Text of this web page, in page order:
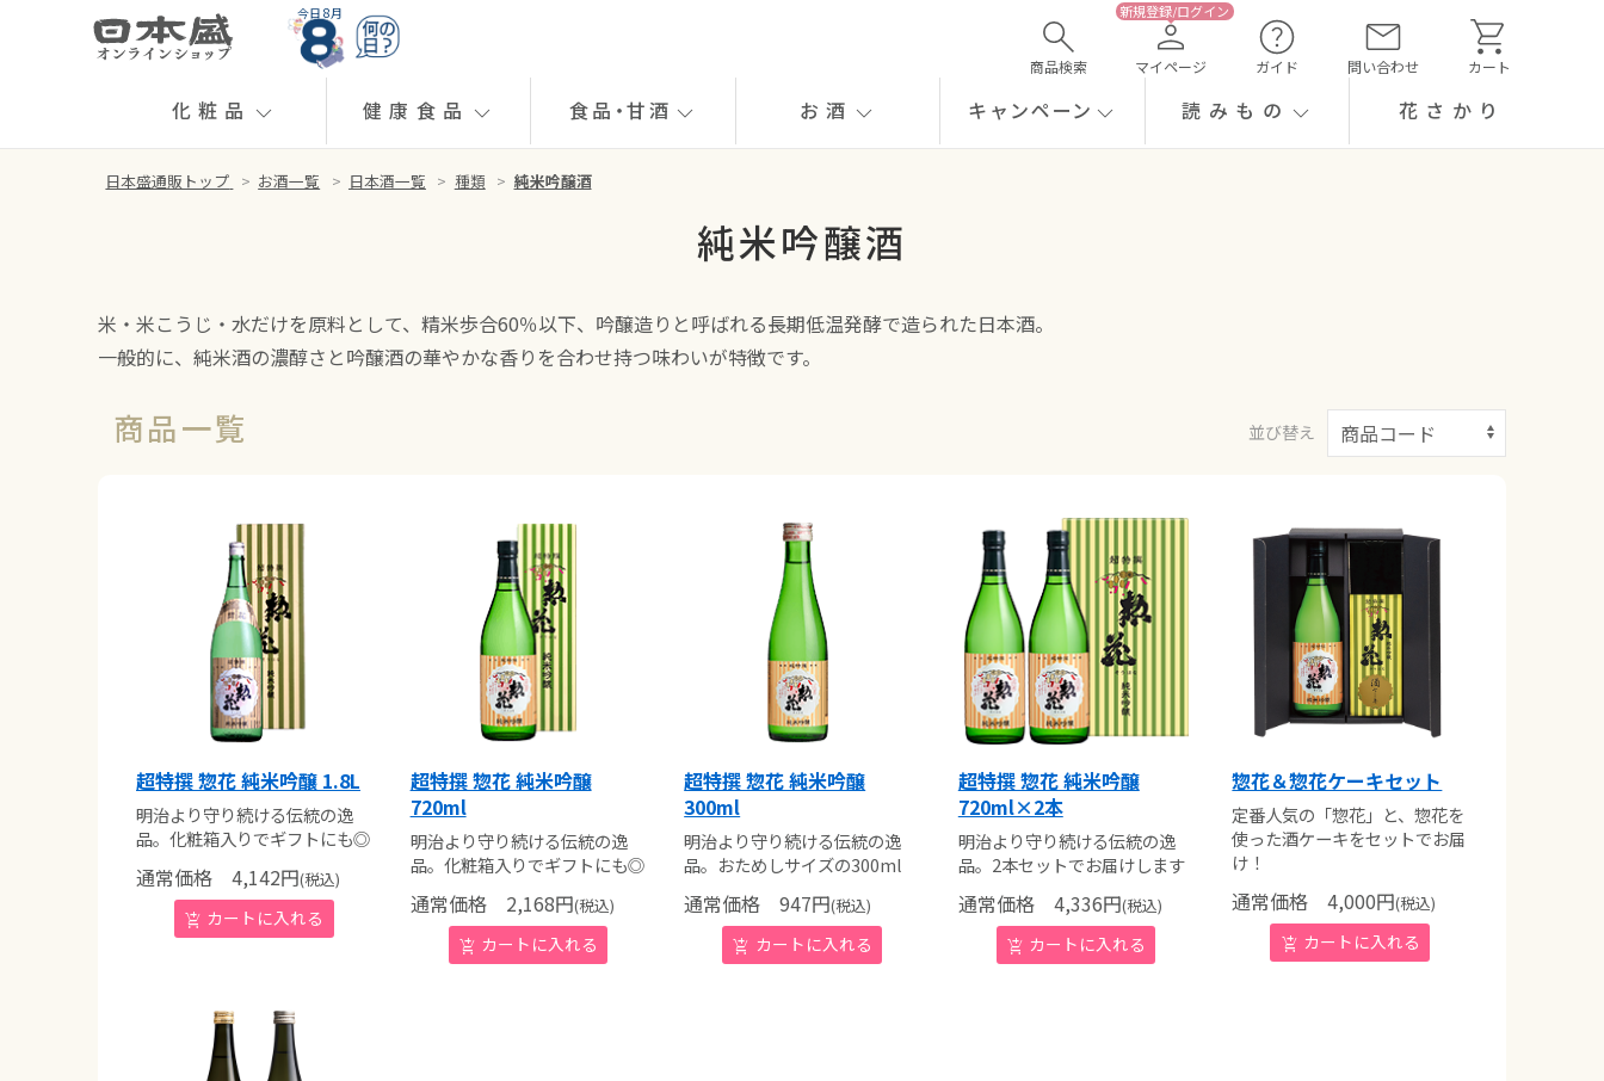
今日 8月
商品検索 マイページ ガイド 問い合わせ カート
化粧品 健康食品 食品・甘酒 お酒 キャンペーン 読みもの 花さかり
日本盛通販トップ > お酒一覧 > 日本酒一覧 > 種類 > 純米吟醸酒
純米吟醸酒
米・米こうじ・水だけを原料として、精米歩合60％以下、吟醸造りと呼ばれる長期低温発酵で造られた日本酒。
一般的に、純米酒の濃醇さと吟醸酒の華やかな香りを合わせ持つ味わいが特徴です。
並び替え
商品一覧
超特撰 惣花 純米吟醸 1.8L
明治より守り続ける伝統の逸
品。化粧箱入りでギフトにも◎
通常価格 4,142円(税込)
超特撰 惣花 純米吟醸
720ml
明治より守り続ける伝統の逸
品。化粧箱入りでギフトにも◎
通常価格2,168円(税込)
超特撰 惣花 純米吟醸
300ml
明治より守り続ける伝統の逸
品。おためしサイズの300ml
通常価格 947円(税込)
超特撰 惣花 純米吟醸
720ml×2本
明治より守り続ける伝統の逸
品。2本セットでお届けします
通常価格4,336円(税込)
惣花＆惣花ケーキセット
定番人気の「惣花」と、惣花を
使った酒ケーキをセットでお届
け！
通常価格 4,000円(税込)